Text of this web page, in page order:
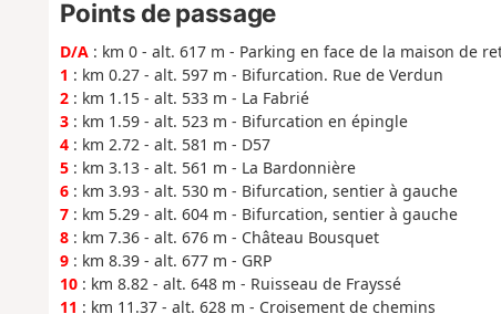
Points de passage
D/A: km 0 - alt. 617 m - Parking en face de la maison de
1 : km 0.27 - alt. 597 m - Bifurcation. Rue de Verdun
2: km 1.15 - alt. 533 m - La Fabrié
3: km 1.59 - alt. 523 m - Bifurcation en épingle
4: km 2.72 - alt. 581 m - D57
5: km 3.13 - alt. 561 m - La Bardonnière
6: km 3.93 - alt. 530 m - Bifurcation, sentier à gauche
7: km 5.29 - alt. 604 m - Bifurcation, sentier à gauche
8: km 7.36 - alt. 676 m - Château Bousquet
9: km 8.39 - alt. 677 m - GRP
10: km 8.82 - alt. 648 m - Ruisseau de Frayssé
11 : km 11.37 - alt. 628 m - Croisement de chemins